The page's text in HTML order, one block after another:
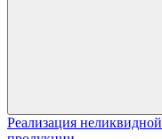
Реализация неликвидной